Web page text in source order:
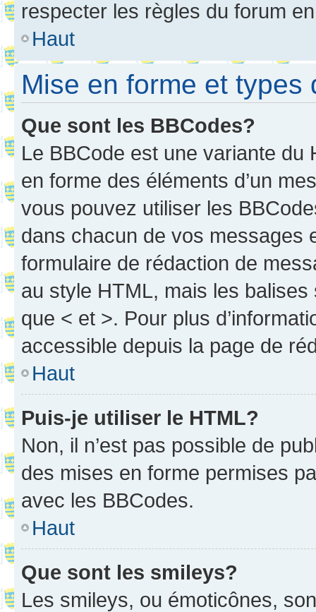
respecter les règles du forum
Haut
Mise en forme et types
Que sont les BBCodes?
Le BBCode est une variante du
en forme des éléments d’un
vous pouvez utiliser les
dans chacun de vos messages
formulaire de rédaction de
au style HTML, mais les
que < et >. Pour plus
accessible depuis la page de
Haut
Puis-je utiliser le HTML?
Non, il n’est pas possible de
des mises en forme permises
avec les BBCodes.
Haut
Que sont les smileys?
Les smileys, ou émoticônes,